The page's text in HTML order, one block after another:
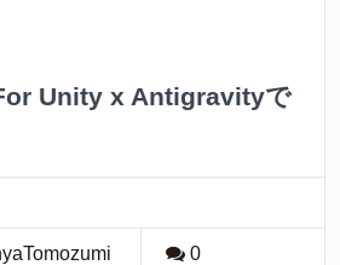
Unity x Antigravityで
0